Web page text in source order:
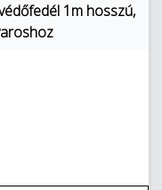
1m hosszú,